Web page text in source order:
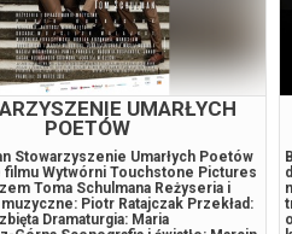
UMARŁYCH
POETÓW
Stowarzyszenie Umarłych Poetów
filmu Wytwórni Touchstone Pictures
Toma Schulmana Reżyseria i
Piotr Ratajczak Przekład:
Dramaturgia: Maria